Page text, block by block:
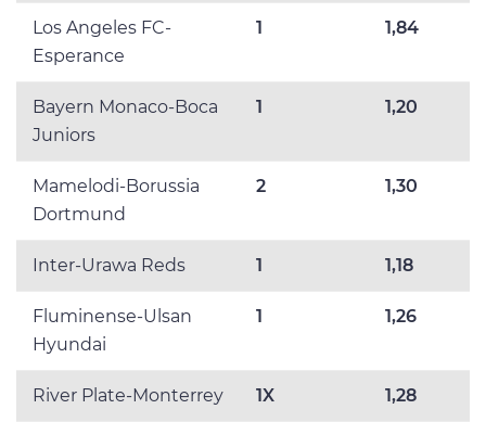
Los Angeles FC-
Esperance
1 1,84
Bayern Monaco-Boca
Juniors
1 1,20
Mamelodi-Borussia
Dortmund
2 1,30
Inter-Urawa Reds 1 1,18
Fluminense-Ulsan
Hyundai
1 1,26
River Plate-Monterrey 1X 1,28